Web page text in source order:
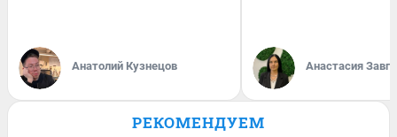
Анатолий Кузнецов Анастасия
РЕКОМЕНДУЕМ